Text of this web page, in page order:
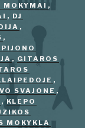
MOKYMAI ,
, DJ
,
,
, GITAROS
,
SVAJONE ,
,KLEPO
MOKYKLA